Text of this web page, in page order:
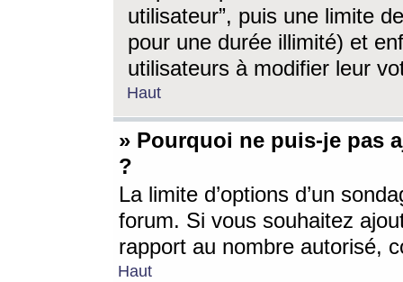
utilisateur”, puis une limite
pour une durée illimité) et
utilisateurs à modifier leur
Haut
» Pourquoi ne puis-je pas
?
La limite d’options d’un
forum. Si vous souhaitez
rapport au nombre autorisé,
Haut